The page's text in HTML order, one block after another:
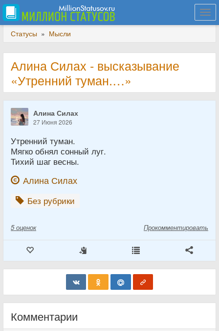
Статусы » Мысли
Алина Силах - высказывание
«Утренний туман.…»
Алина Силах
27 Июня 2026
Утренний туман.
Мягко обнял сонный луг.
Тихий шаг весны.
Алина Силах
Без рубрики
5 оценок Прокомментировать
Комментарии